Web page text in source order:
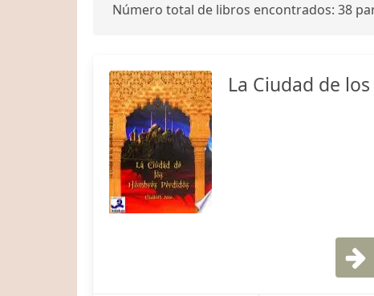
Número total de libros encontrados: 38
La Ciudad de